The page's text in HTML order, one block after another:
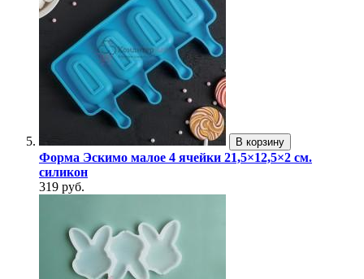
В корзину
Форма Эскимо малое 4 ячейки 21,5×12,5×2 см.
силикон
319 руб.